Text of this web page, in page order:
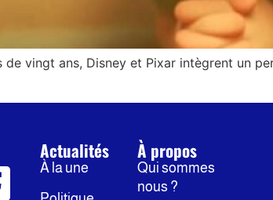
vingt ans, Disney et Pixar intègrent un
Actualités
À la une
À propos
Qui sommes
nous ?